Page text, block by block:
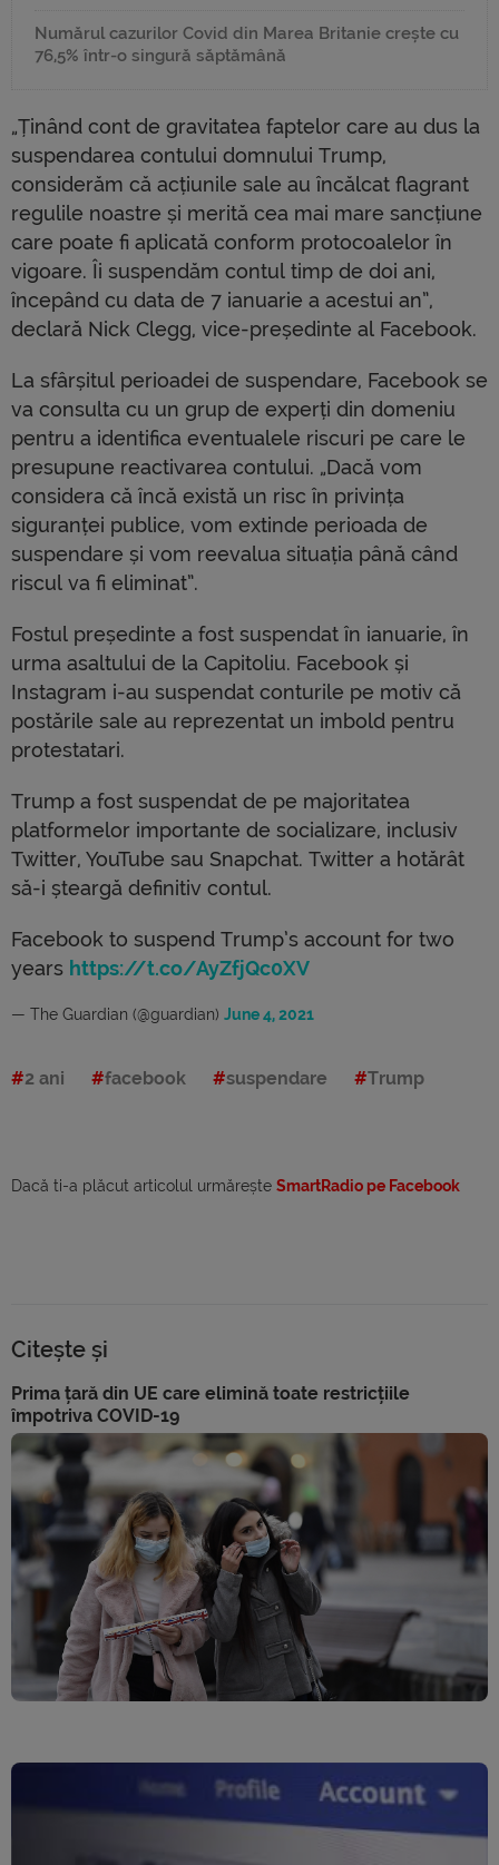
Numărul cazurilor Covid din Marea Britanie crește cu
76,5% într-o singură săptămână
„Ținând cont de gravitatea faptelor care au dus la
suspendarea contului domnului Trump,
considerăm că acțiunile sale au încălcat flagrant
regulile noastre și merită cea mai mare sancțiune
care poate fi aplicată conform protocoalelor în
vigoare. Îi suspendăm contul timp de doi ani,
începând cu data de 7 ianuarie a acestui an”,
declară Nick Clegg, vice-președinte al Facebook.
La sfârșitul perioadei de suspendare, Facebook se
va consulta cu un grup de experți din domeniu
pentru a identifica eventualele riscuri pe care le
presupune reactivarea contului. „Dacă vom
considera că încă există un risc în privința
siguranței publice, vom extinde perioada de
suspendare și vom reevalua situația până când
riscul va fi eliminat”.
Fostul președinte a fost suspendat în ianuarie, în
urma asaltului de la Capitoliu. Facebook și
Instagram i-au suspendat conturile pe motiv că
postările sale au reprezentat un imbold pentru
protestatari.
Trump a fost suspendat de pe majoritatea
platformelor importante de socializare, inclusiv
Twitter, YouTube sau Snapchat. Twitter a hotărât
să-i șteargă definitiv contul.
Facebook to suspend Trump’s account for two
years https://t.co/AyZfjQc0XV
— The Guardian (@guardian) June 4, 2021
2 ani facebook suspendare Trump
Dacă ti-a plăcut articolul urmărește SmartRadio pe Facebook
Citește și
Prima țară din UE care elimină toate restricțiile
împotriva COVID-19